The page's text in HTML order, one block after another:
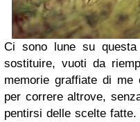
Ci sono lune su
sostituire, vuoti da
memorie graffiate di me
per correre altrove,
pentirsi delle scelte